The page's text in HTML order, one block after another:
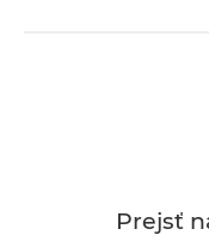
Prejsť